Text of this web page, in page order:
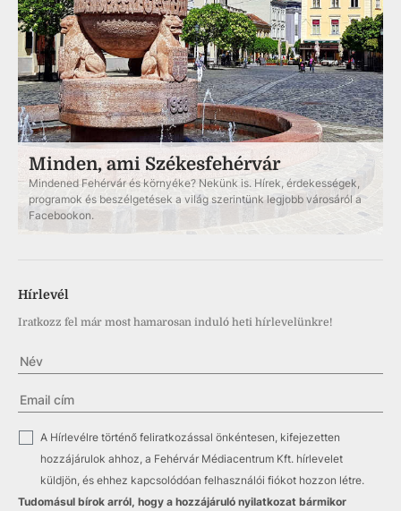
Minden, ami Székesfehérvár
Mindened Fehérvár és környéke? Nekünk is. Hírek, érdekességek,
programok és beszélgetések a világ szerintünk legjobb városáról a
Facebookon.
Hírlevél
Iratkozz fel már most hamarosan induló heti hírlevelünkre!
A Hírlevélre történő feliratkozással önkéntesen, kifejezetten
hozzájárulok ahhoz, a Fehérvár Médiacentrum Kft. hírlevelet
küldjön, és ehhez kapcsolódóan felhasználói fiókot hozzon létre.
Tudomásul bírok arról, hogy a hozzájáruló nyilatkozat bármikor